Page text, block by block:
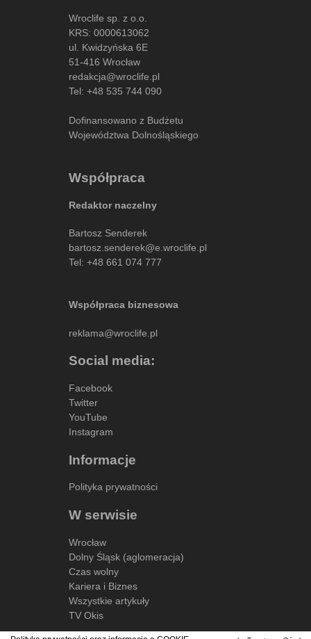
Wroclife sp. z o.o.
KRS: 0000613062
ul. Kwidzyńska 6E
51-416 Wrocław
redakcja@wroclife.pl
Tel: +48 535 744 090
Dofinansowano z Budżetu
Województwa Dolnośląskiego
Współpraca
Redaktor naczelny
Bartosz Senderek
bartosz.senderek@e.wroclife.pl
Tel: +48 661 074 777
Współpraca biznesowa
reklama@wroclife.pl
Social media:
Facebook
Twitter
YouTube
Instagram
Informacje
Polityka prywatności
W serwisie
Wrocław
Dolny Śląsk (aglomeracja)
Czas wolny
Kariera i Biznes
Wszystkie artykuły
TV Okis